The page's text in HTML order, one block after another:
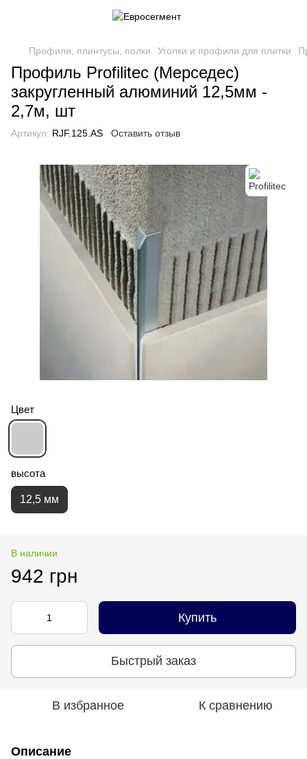
Профили, плинтусы, полки Уголки и профили для плитки
Профиль Profilitec (Мерседес)
закругленный алюминий 12,5мм -
2,7м, шт
Артикул: RJF.125.AS Оставить отзыв
Цвет
высота
12,5 мм
В наличии
942 грн
Купить
Быстрый заказ
В избранное К сравнению
Описание